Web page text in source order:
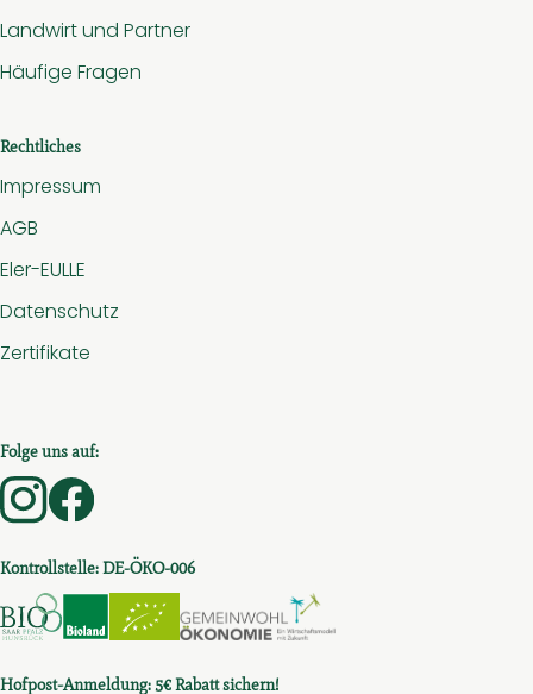
Landwirt und Partner
Häufige Fragen
Rechtliches
Impressum
AGB
Eler-EULLE
Datenschutz
Zertifikate
Folge uns auf:
Externer Link zu https://www.instagram.com/
Kontrollstelle: DE-ÖKO-006
Externer Link zu https://www.bio-saar-pfalz-
Externer Link zu https://www.bioc.info/
Externer Link zu https://
Hofpost-Anmeldung: 5€ Rabatt sichern!